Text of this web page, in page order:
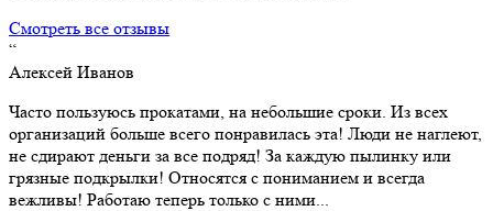
Смотреть все отзывы
“
Алексей Иванов
Часто пользуюсь прокатами, на небольшие сроки. Из всех
организаций больше всего понравилась эта! Люди не наглеют,
не сдирают деньги за все подряд! За каждую пылинку или
грязные подкрылки! Относятся с пониманием и всегда
вежливы! Работаю теперь только с ними...